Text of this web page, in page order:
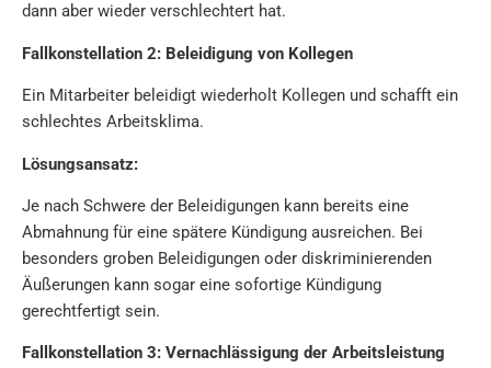
dann aber wieder verschlechtert hat.
Fallkonstellation 2: Beleidigung von Kollegen
Ein Mitarbeiter beleidigt wiederholt Kollegen und schafft ein
schlechtes Arbeitsklima.
Lösungsansatz:
Je nach Schwere der Beleidigungen kann bereits eine
Abmahnung für eine spätere Kündigung ausreichen. Bei
besonders groben Beleidigungen oder diskriminierenden
Äußerungen kann sogar eine sofortige Kündigung
gerechtfertigt sein.
Fallkonstellation 3: Vernachlässigung der Arbeitsleistung